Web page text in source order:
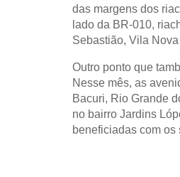
das margens dos
lado da BR-010,
Sebastião, Vila
Outro ponto que
Nesse mês, as
Bacuri, Rio Grande
no bairro Jardins
beneficiadas com os